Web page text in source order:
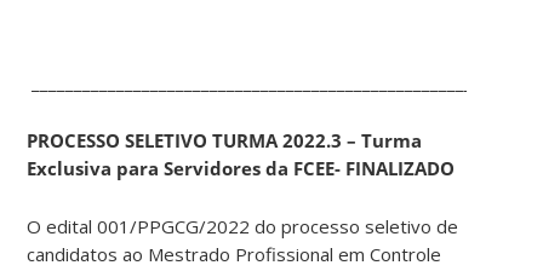
PROCESSO SELETIVO TURMA 2022.3 – Turma
Exclusiva para Servidores da FCEE- FINALIZADO
O edital 001/PPGCG/2022 do processo seletivo de
candidatos ao Mestrado Profissional em Controle